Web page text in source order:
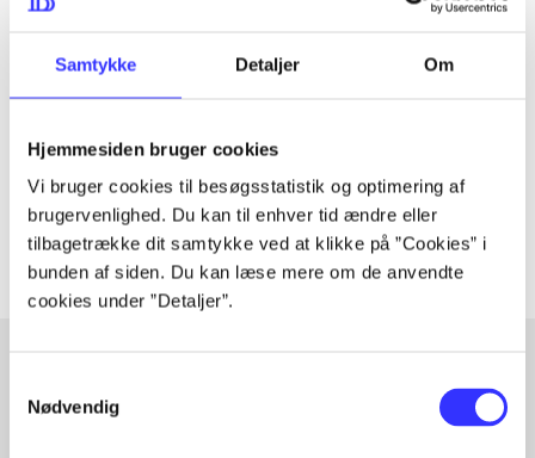
Samtykke Detaljer Om
Hjemmesiden bruger cookies
Vi bruger cookies til besøgsstatistik og optimering af
brugervenlighed. Du kan til enhver tid ændre eller
tilbagetrække dit samtykke ved at klikke på ”Cookies” i
bunden af siden. Du kan læse mere om de anvendte
cookies under ”Detaljer”.
Nødvendig
Artiklen er en del af
Artiklerne i handler ofte om
Artikler med samme emner